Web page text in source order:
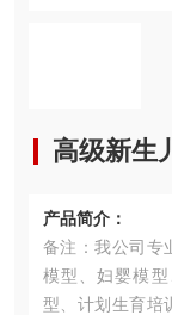
高级新生
产品简介：
备注：我公司专
模型、妇婴模
型、计划生育培